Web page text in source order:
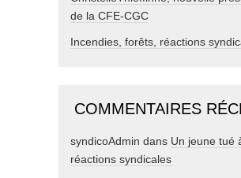
de la CFE-CGC
Incendies, forêts, réactions
COMMENTAIRES
syndicoAdmin dans Un jeune tué
réactions syndicales